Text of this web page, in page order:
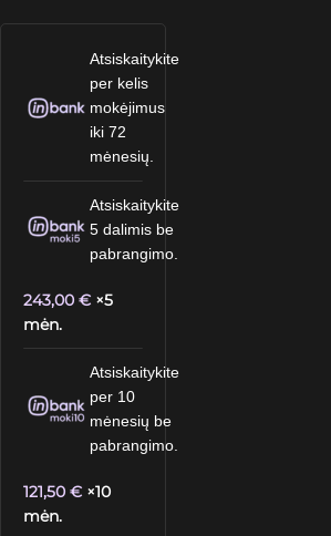
Atsiskaitykite
per kelis
mokėjimus
iki 72
mėnesių.
Atsiskaitykite
5 dalimis be
pabrangimo.
243,00€ ×5
mėn.
Atsiskaitykite
per 10
mėnesių be
pabrangimo.
121,50€ ×10
mėn.